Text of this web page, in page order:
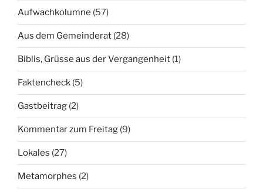
Aufwachkolumne (57)
Aus dem Gemeinderat (28)
Biblis, Grüsse aus der Vergangenheit (1)
Faktencheck (5)
Gastbeitrag (2)
Kommentar zum Freitag (9)
Lokales (27)
Metamorphes (2)